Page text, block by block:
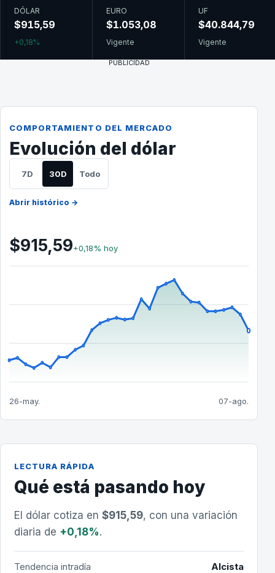
DÓLAR
$915,59
+0,18%
EURO
$1.053,08
Vigente
UF
$40.844,79
Vigente
PUBLICIDAD
COMPORTAMIENTO DEL MERCADO
Evolución del dólar
7D 30D Todo
Abrir histórico →
$915,59+0,18% hoy
26-may. 07-ago.
LECTURA RÁPIDA
Qué está pasando hoy
El dólar cotiza en $915,59, con una variación
diaria de +0,18%.
Tendencia intradía Alcista